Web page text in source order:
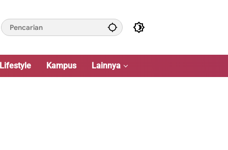
Lifestyle Kampus Lainnya